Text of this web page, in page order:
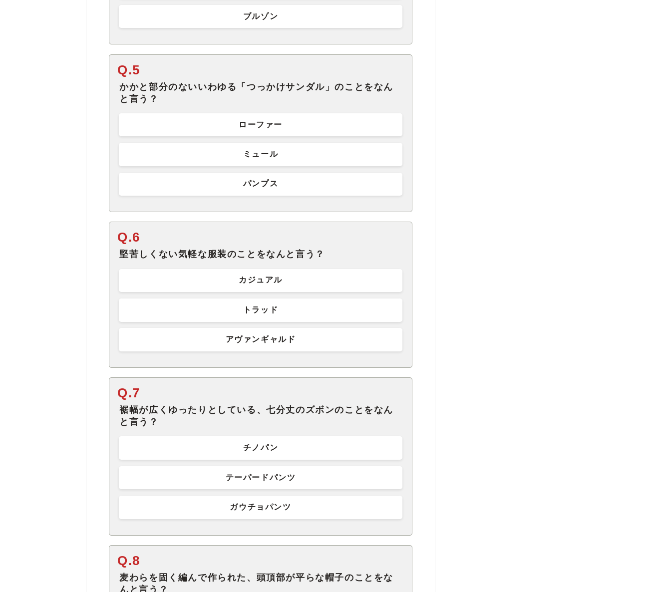
ブルゾン
Q.5
かかと部分のないいわゆる「つっかけサンダル」のことをなん
と言う？
ローファー
ミュール
パンプス
Q.6
堅苦しくない気軽な服装のことをなんと言う？
カジュアル
トラッド
アヴァンギャルド
Q.7
裾幅が広くゆったりとしている、七分丈のズボンのことをなん
と言う？
チノパン
テーパードパンツ
ガウチョパンツ
Q.8
麦わらを固く編んで作られた、頭頂部が平らな帽子のことをな
んと言う？